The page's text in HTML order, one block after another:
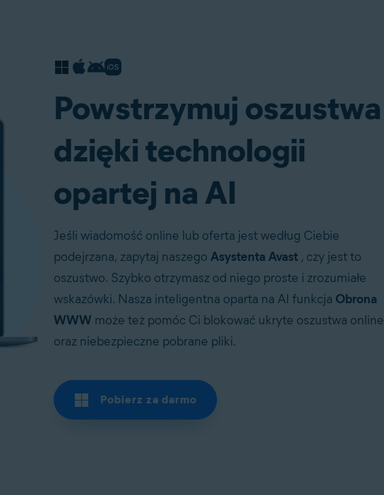
Powstrzymuj oszustwa
dzięki technologii
opartej na AI
Jeśli wiadomość online lub oferta jest według Ciebie
podejrzana, zapytaj naszego Asystenta Avast , czy jest to
oszustwo. Szybko otrzymasz od niego proste i zrozumiałe
wskazówki. Nasza inteligentna oparta na AI funkcja Obrona
WWW może też pomóc Ci blokować ukryte oszustwa online
oraz niebezpieczne pobrane pliki.
Pobierz za darmo